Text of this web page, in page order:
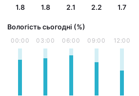
1.8 1.8 2.1 2.2 1.7
Вологість сьогодні (%)
00:00 03:00 06:00 09:00 12:00